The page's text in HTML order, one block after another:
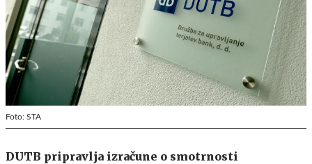
Foto: STA
DUTB pripravlja izračune o smotrnosti